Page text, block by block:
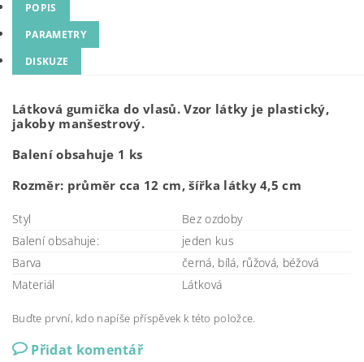
POPIS
PARAMETRY
DISKUZE
Látková gumička do vlasů. Vzor látky je plastický,
jakoby manšestrový.
Balení obsahuje 1 ks
Rozměr: průměr cca 12 cm, šířka látky 4,5 cm
Styl
Bez ozdoby
Balení obsahuje:
jeden kus
Barva
černá, bílá, růžová, béžová
Materiál
Látková
Buďte první, kdo napíše příspěvek k této položce.
Přidat komentář